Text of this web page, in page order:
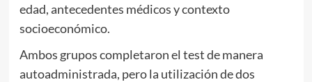
edad, antecedentes médicos y contexto
socioeconómico.
Ambos grupos completaron el test de manera
autoadministrada, pero la utilización de dos